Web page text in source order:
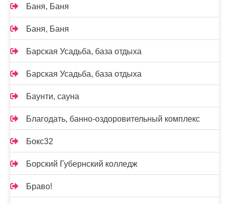
Баня, Баня
Баня, Баня
Барская Усадьба, база отдыха
Барская Усадьба, база отдыха
Баунти, сауна
Благодать, банно-оздоровительный комплекс
Бокс32
Борский Губернский колледж
Браво!